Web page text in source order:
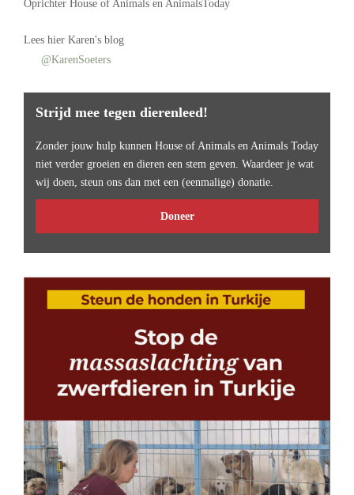
Oprichter House of Animals en AnimalsToday
Lees hier Karen's blog
@KarenSoeters
Strijd mee tegen dierenleed!
Zonder jouw hulp kunnen House of Animals en Animals Today
niet verder groeien en dieren een stem geven. Waardeer je wat
wij doen, steun ons dan met een (eenmalige) donatie.
Doneer